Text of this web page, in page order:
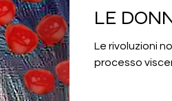
LE
Le rivoluzioni
processo